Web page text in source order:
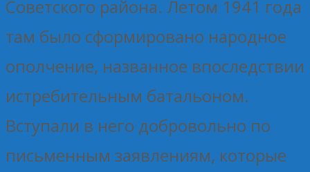
Советского района. Летом 1941 года
там было сформировано народное
ополчение, названное впоследствии
истребительным батальоном.
Вступали в него добровольно по
письменным заявлениям, которые